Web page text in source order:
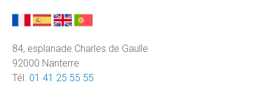
84, esplanade Charles de Gaulle
92000 Nanterre
Tél. 01 41 25 55 55